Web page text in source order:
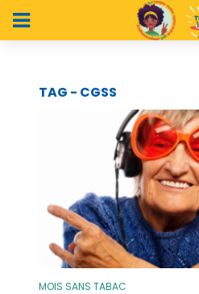
TAG - CGSS
MOIS SANS TABAC